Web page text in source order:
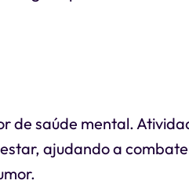
de saúde mental.
ajudando a